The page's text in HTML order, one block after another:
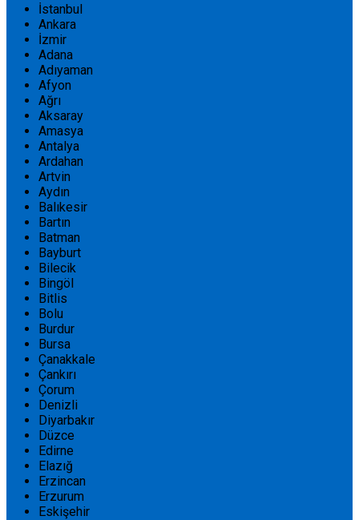
İstanbul
Ankara
İzmir
Adana
Adıyaman
Afyon
Ağrı
Aksaray
Amasya
Antalya
Ardahan
Artvin
Aydın
Balıkesir
Bartın
Batman
Bayburt
Bilecik
Bingöl
Bitlis
Bolu
Burdur
Bursa
Çanakkale
Çankırı
Çorum
Denizli
Diyarbakır
Düzce
Edirne
Elazığ
Erzincan
Erzurum
Eskişehir